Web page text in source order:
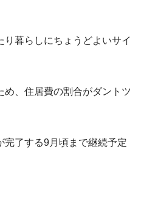
暮らしにちょうどよいサイ
、住居費の割合がダントツ
完了する9月頃まで継続予定